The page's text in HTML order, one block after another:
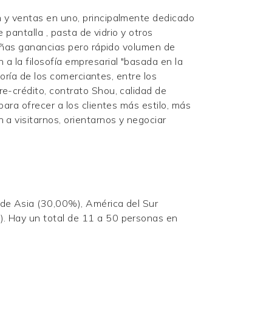
ventas en uno, principalmente dedicado
pantalla
, pasta de vidrio y otros
ganancias pero rápido volumen de
a la filosofía empresarial "basada en la
de los comerciantes, entre los
crédito, contrato Shou, calidad de
ofrecer a los clientes más estilo, más
a visitarnos, orientarnos y negociar
Asia (30,00%), América del Sur
Hay un total de 11 a 50 personas en